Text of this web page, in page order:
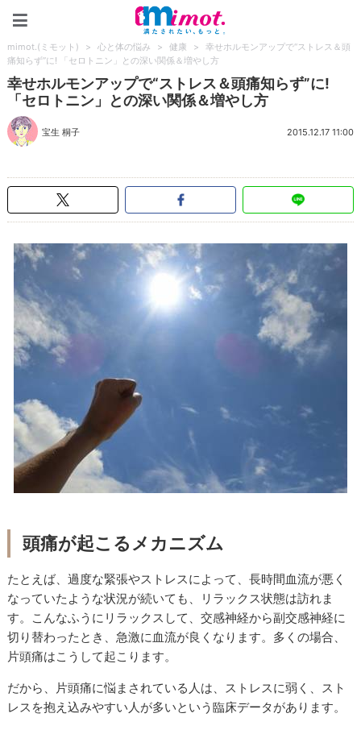
mimot.(ミモット) > 心と体の悩み > 健康 >
幸せホルモンアップで“ストレス＆頭
痛知らず”に! 「セロトニン」との深い関係＆増やし方
幸せホルモンアップで“ストレス＆頭痛知らず”に!
「セロトニン」との深い関係＆増やし方
宝生 桐子 2015.12.17 11:00
頭痛が起こるメカニズム
たとえば、過度な緊張やストレスによって、長時間血流が悪く
なっていたような状況が続いても、リラックス状態は訪れま
す。こんなふうにリラックスして、交感神経から副交感神経に
切り替わったとき、急激に血流が良くなります。多くの場合、
片頭痛はこうして起こります。
だから、片頭痛に悩まされている人は、ストレスに弱く、スト
レスを抱え込みやすい人が多いという臨床データがあります。